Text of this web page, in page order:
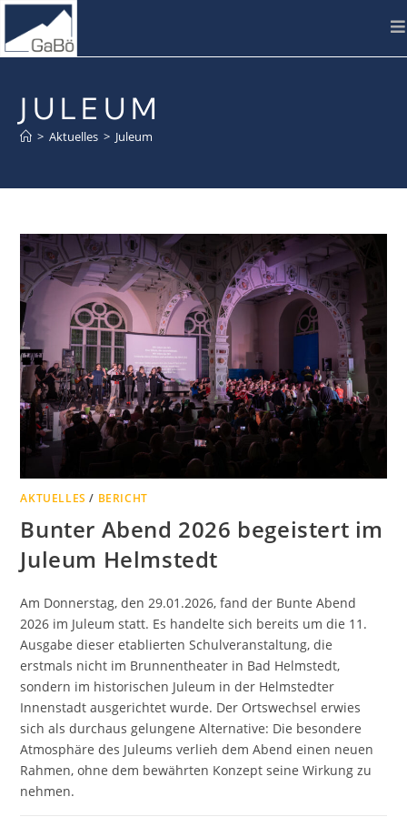
JULEUM
> Aktuelles > Juleum
AKTUELLES / BERICHT
Bunter Abend 2026 begeistert im
Juleum Helmstedt
Am Donnerstag, den 29.01.2026, fand der Bunte Abend
2026 im Juleum statt. Es handelte sich bereits um die 11.
Ausgabe dieser etablierten Schulveranstaltung, die
erstmals nicht im Brunnentheater in Bad Helmstedt,
sondern im historischen Juleum in der Helmstedter
Innenstadt ausgerichtet wurde. Der Ortswechsel erwies
sich als durchaus gelungene Alternative: Die besondere
Atmosphäre des Juleums verlieh dem Abend einen neuen
Rahmen, ohne dem bewährten Konzept seine Wirkung zu
nehmen.